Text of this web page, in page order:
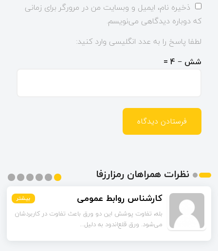
ذخیره نام، ایمیل و وبسایت من در مرورگر برای زمانی
که دوباره دیدگاهی می‌نویسم.
لطفا پاسخ را به عدد انگلیسی وارد کنید:
شش − 4 =
نظرات همراهان رمزارزفا
کارشناس روابط عمومی بیشتر
بله، تفاوت پوشش این دو ورق باعث تفاوت در کاربردشان
می‌شود. ورق قلع‌اندود به دلیل...
بیشتر
بیشتر
بیشتر
بیشتر
بیشتر